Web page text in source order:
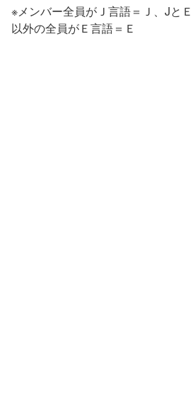
※メンバー全員がＪ言語＝Ｊ、Jと
以外の全員がＥ言語＝Ｅ